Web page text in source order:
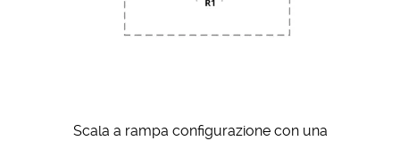
Scala a rampa configurazione con una